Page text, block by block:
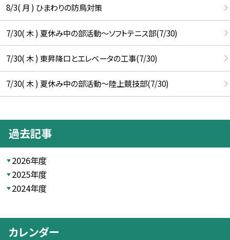
8/3( 月 ) ひまわりの防鳥対策
7/30( 木 ) 夏休み中の部活動～ソフトテニス部(7/30)
7/30( 木 ) 東昇降口とエレベータの工事(7/30)
7/30( 木 ) 夏休み中の部活動～陸上競技部(7/30)
過去記事
2026年度
2025年度
2024年度
カレンダー